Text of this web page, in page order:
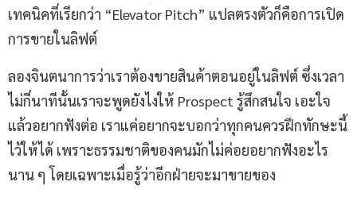
เทคนิคที่เรียกว่า “Elevator Pitch” แปลตรงตัวก็คือการเปิด
การขายในลิฟต์
ลองจินตนาการว่าเราต้องขายสินค้าตอนอยู่ในลิฟต์ ซึ่งเวลา
ไม่กี่นาทีนั้นเราจะพูดยังไงให้ Prospect รู้สึกสนใจ เอะใจ
แล้วอยากฟังต่อ เราแค่อยากจะบอกว่าทุกคนควรฝึกทักษะนี้
ไว้ให้ได้ เพราะธรรมชาติของคนมักไม่ค่อยอยากฟังอะไร
นาน ๆ โดยเฉพาะเมื่อรู้ว่าอีกฝ่ายจะมาขายของ